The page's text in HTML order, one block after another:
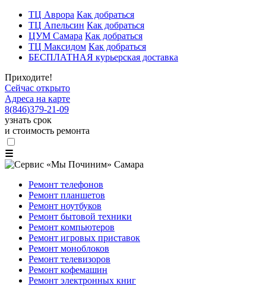
ТЦ Аврора Как добраться
ТЦ Апельсин Как добраться
ЦУМ Самара Как добраться
ТЦ Максидом Как добраться
БЕСПЛАТНАЯ курьерская доставка
Приходите!
Сейчас открыто
Адреса на карте
8(846)379-21-09
узнать срок
и стоимость ремонта
☰
Ремонт телефонов
Ремонт планшетов
Ремонт ноутбуков
Ремонт бытовой техники
Ремонт компьютеров
Ремонт игровых приставок
Ремонт моноблоков
Ремонт телевизоров
Ремонт кофемашин
Ремонт электронных книг